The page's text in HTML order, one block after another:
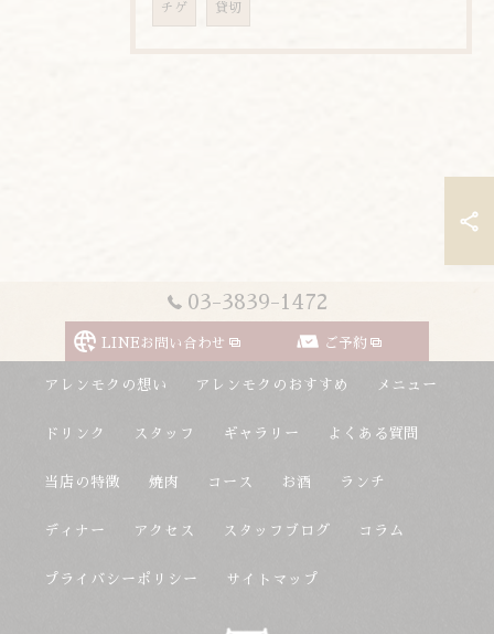
チゲ 貸切
03-3839-1472
LINEお問い合わせ ご予約
アレンモクの想い アレンモクのおすすめ メニュー
ドリンク スタッフ ギャラリー よくある質問
当店の特徴 焼肉 コース お酒 ランチ
ディナー アクセス スタッフブログ コラム
プライバシーポリシー サイトマップ